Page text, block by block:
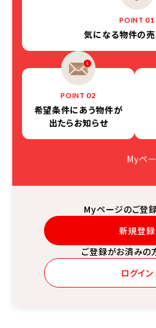
POINT 01
気になる物件の
POINT 02
希望条件にあう物件が
出たらお知らせ
Myペ
ご登録がお済みの
ログイン
Myページのご登
新規登録